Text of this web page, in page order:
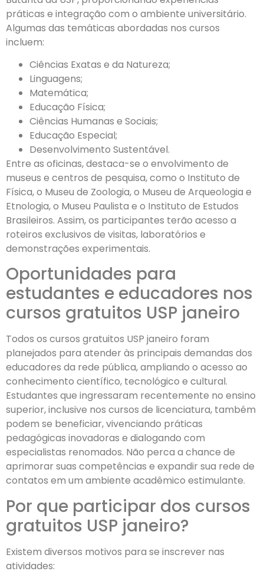
práticas e integração com o ambiente universitário.
Algumas das temáticas abordadas nos cursos
incluem:
Ciências Exatas e da Natureza;
Linguagens;
Matemática;
Educação Física;
Ciências Humanas e Sociais;
Educação Especial;
Desenvolvimento Sustentável.
Entre as oficinas, destaca-se o envolvimento de
museus e centros de pesquisa, como o Instituto de
Física, o Museu de Zoologia, o Museu de Arqueologia e
Etnologia, o Museu Paulista e o Instituto de Estudos
Brasileiros. Assim, os participantes terão acesso a
roteiros exclusivos de visitas, laboratórios e
demonstrações experimentais.
Oportunidades para
estudantes e educadores nos
cursos gratuitos USP janeiro
Todos os cursos gratuitos USP janeiro foram
planejados para atender às principais demandas dos
educadores da rede pública, ampliando o acesso ao
conhecimento científico, tecnológico e cultural.
Estudantes que ingressaram recentemente no ensino
superior, inclusive nos cursos de licenciatura, também
podem se beneficiar, vivenciando práticas
pedagógicas inovadoras e dialogando com
especialistas renomados. Não perca a chance de
aprimorar suas competências e expandir sua rede de
contatos em um ambiente acadêmico estimulante.
Por que participar dos cursos
gratuitos USP janeiro?
Existem diversos motivos para se inscrever nas
atividades: